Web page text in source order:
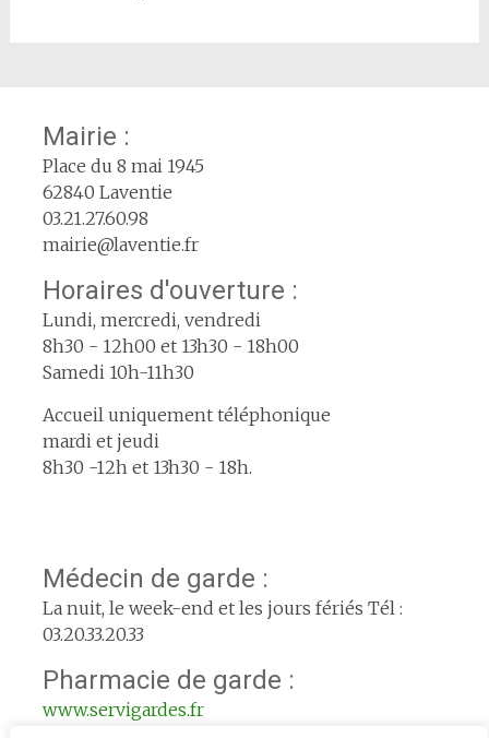
Mairie :
Place du 8 mai 1945
62840 Laventie
03.21.27.60.98
mairie@laventie.fr
Horaires d'ouverture :
Lundi, mercredi, vendredi
8h30 - 12h00 et 13h30 - 18h00
Samedi 10h-11h30
Accueil uniquement téléphonique
mardi et jeudi
8h30 -12h et 13h30 - 18h.
Médecin de garde :
La nuit, le week-end et les jours fériés Tél :
03.20.33.20.33
Pharmacie de garde :
www.servigardes.fr